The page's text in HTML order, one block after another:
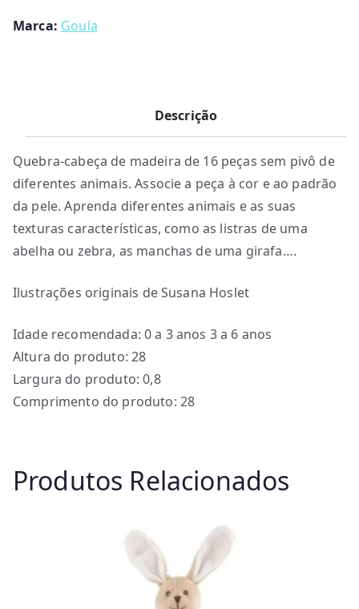
Marca: Goula
Descrição
Quebra-cabeça de madeira de 16 peças sem pivô de
diferentes animais. Associe a peça à cor e ao padrão
da pele. Aprenda diferentes animais e as suas
texturas características, como as listras de uma
abelha ou zebra, as manchas de uma girafa….
Ilustrações originais de Susana Hoslet
Idade recomendada: 0 a 3 anos 3 a 6 anos
Altura do produto: 28
Largura do produto: 0,8
Comprimento do produto: 28
Produtos Relacionados